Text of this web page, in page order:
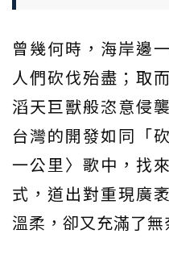
曾幾何時，海岸邊
人們砍伐殆盡；取
滔天巨獸般恣意侵
台灣的開發如同「
一公里〉歌中，找
式，道出對重現廣
溫柔，卻又充滿了無